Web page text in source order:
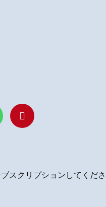
P
i
n
e
s
スクリプションしてくださ